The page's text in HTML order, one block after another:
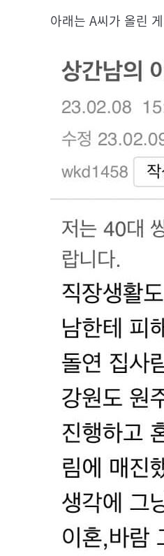
아래는 A씨가 올린